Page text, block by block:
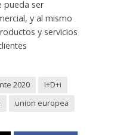
pueda ser
y al mismo
y servicios
2020
I+D+i
union europea